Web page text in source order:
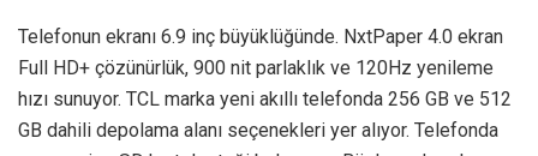
Telefonun ekranı 6.9 inç büyüklüğünde. NxtPaper 4.0 ekran
Full HD+ çözünürlük, 900 nit parlaklık ve 120Hz yenileme
hızı sunuyor. TCL marka yeni akıllı telefonda 256 GB ve 512
GB dahili depolama alanı seçenekleri yer alıyor. Telefonda